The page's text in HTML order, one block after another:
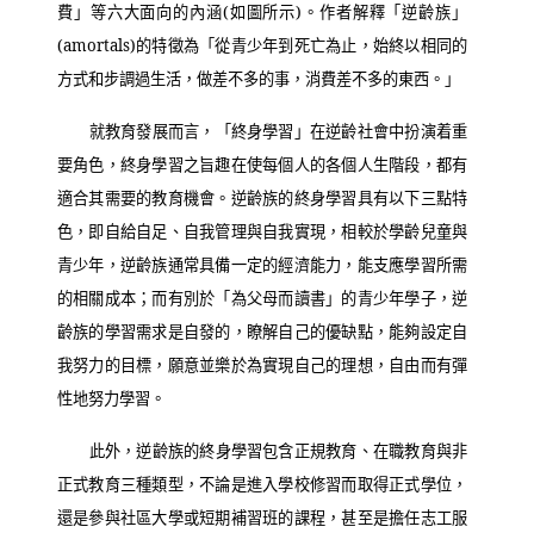
費」等六大面向的內涵(如圖所示) 。作者解釋「逆齡族」
(amortals)的特徵為「從青少年到死亡為止，始終以相同的
方式和步調過生活，做差不多的事，消費差不多的東西。」
就教育發展而言，「終身學習」在逆齡社會中扮演着重
要角色，終身學習之旨趣在使每個人的各個人生階段，都有
適合其需要的教育機會。逆齡族的終身學習具有以下三點特
色，即自給自足、自我管理與自我實現，相較於學齡兒童與
青少年，逆齡族通常具備一定的經濟能力，能支應學習所需
的相關成本；而有別於「為父母而讀書」的青少年學子，逆
齡族的學習需求是自發的，瞭解自己的優缺點，能夠設定自
我努力的目標，願意並樂於為實現自己的理想，自由而有彈
性地努力學習。
此外，逆齡族的終身學習包含正規教育、在職教育與非
正式教育三種類型，不論是進入學校修習而取得正式學位，
還是參與社區大學或短期補習班的課程，甚至是擔任志工服